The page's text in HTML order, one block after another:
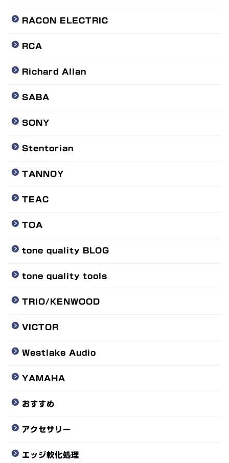
RACON ELECTRIC
RCA
Richard Allan
SABA
SONY
Stentorian
TANNOY
TEAC
TOA
tone quality BLOG
tone quality tools
TRIO/KENWOOD
VICTOR
Westlake Audio
YAMAHA
おすすめ
アクセサリー
エッジ軟化処理